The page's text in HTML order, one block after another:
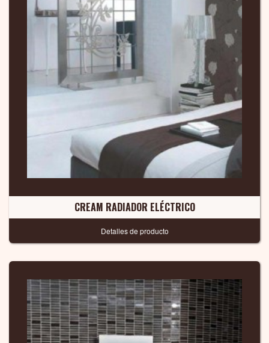
CREAM RADIADOR ELÉCTRICO
Detalles de producto